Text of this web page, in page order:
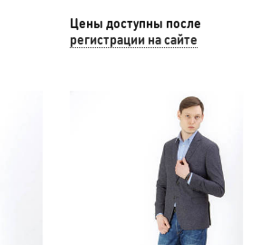
Цены доступны после
регистрации на сайте